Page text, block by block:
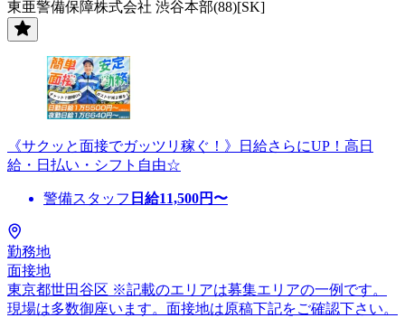
東亜警備保障株式会社 渋谷本部(88)[SK]
《サクッと面接でガッツリ稼ぐ！》日給さらにUP！高日
給・日払い・シフト自由☆
警備スタッフ 日給11,500円〜
勤務地
面接地
東京都世田谷区 ※記載のエリアは募集エリアの一例です。
現場は多数御座います。面接地は原稿下記をご確認下さい。